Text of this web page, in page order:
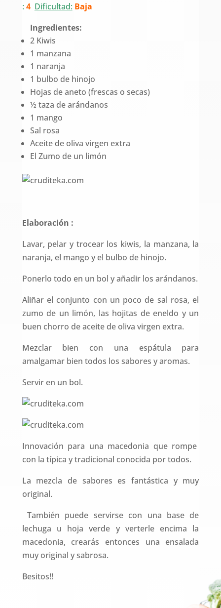
: 4 Dificultad: Baja
Ingredientes:
2 Kiwis
1 manzana
1 naranja
1 bulbo de hinojo
Hojas de aneto (frescas o secas)
½ taza de arándanos
1 mango
Sal rosa
Aceite de oliva virgen extra
El Zumo de un limón
Elaboración :
Lavar, pelar y trocear los kiwis, la manzana, la
naranja, el mango y el bulbo de hinojo.
Ponerlo todo en un bol y añadir los arándanos.
Aliñar el conjunto con un poco de sal rosa, el
zumo de un limón, las hojitas de eneldo y un
buen chorro de aceite de oliva virgen extra.
Mezclar bien con una espátula para
amalgamar bien todos los sabores y aromas.
Servir en un bol.
Innovación para una macedonia que rompe
con la típica y tradicional conocida por todos.
La mezcla de sabores es fantástica y muy
original.
También puede servirse con una base de
lechuga u hoja verde y verterle encima la
macedonia, crearás entonces una ensalada
muy original y sabrosa.
Besitos!!